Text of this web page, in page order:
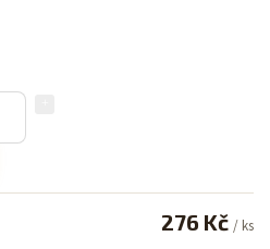
276 Kč / ks